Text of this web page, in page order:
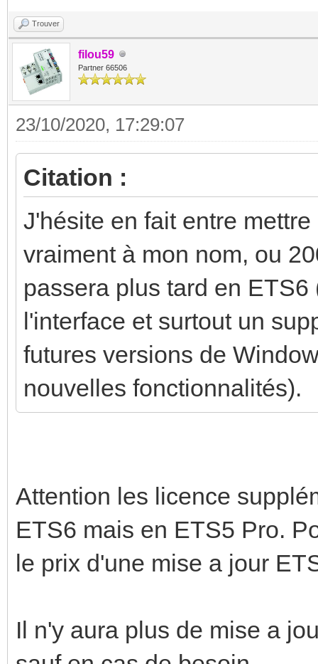
Trouver
filou59
Partner 66506
23/10/2020, 17:29:07
Citation :
J'hésite en fait entre
vraiment à mon nom, ou
passera plus tard en
l'interface et surtout un
futures versions de
nouvelles fonctionnalités).
Attention les licence
ETS6 mais en ETS5 Pro.
le prix d'une mise a jour
Il n'y aura plus de mise a